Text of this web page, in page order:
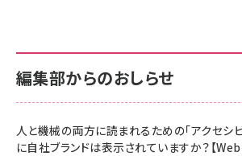
編集部からのおしらせ
人と機械の両方に読まれるための「アクセシ
に自社ブランドは表示されていますか？【